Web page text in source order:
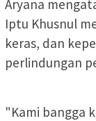
Aryana
Iptu Khusnul
keras, dan
perlindungan
"Kami bangga